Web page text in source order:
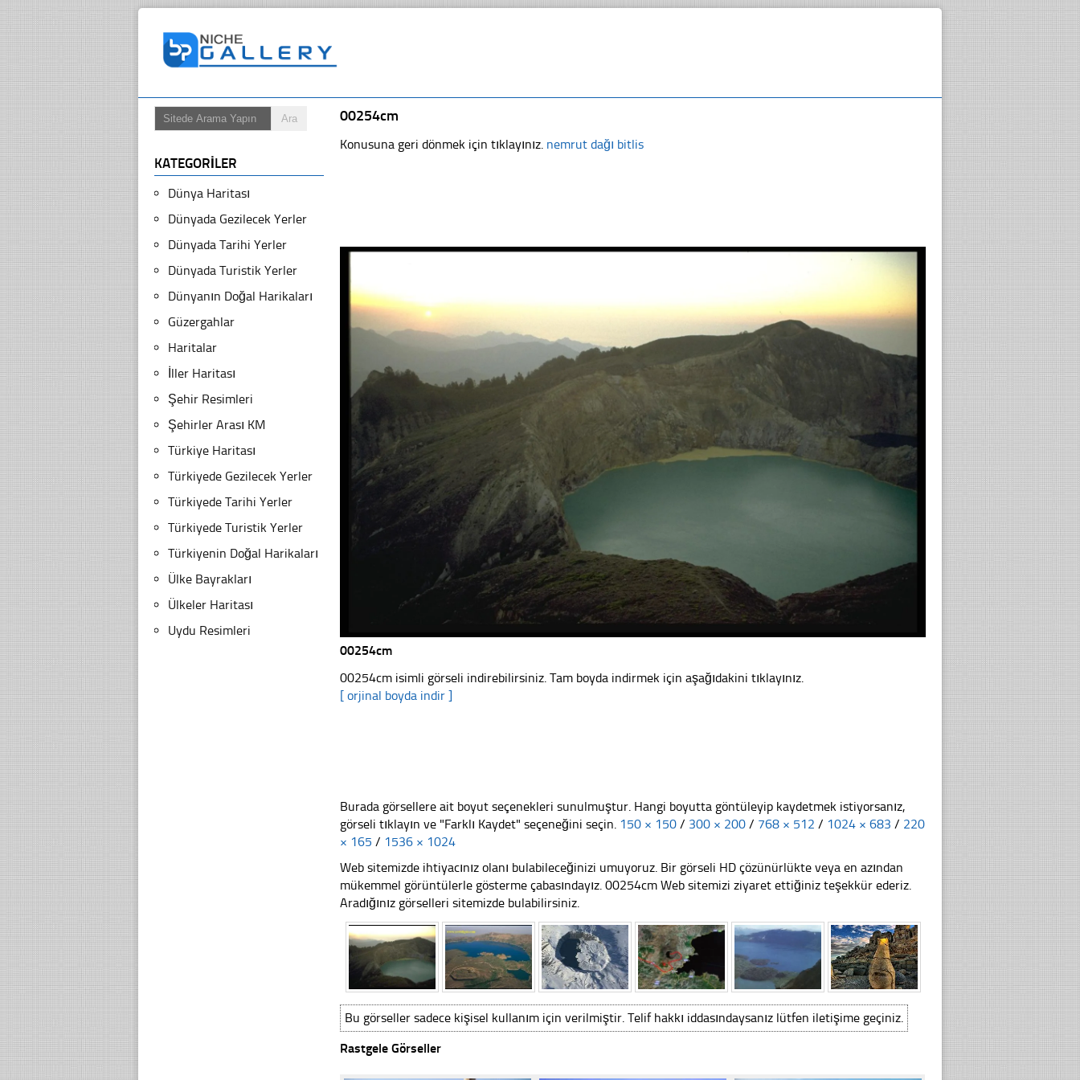
00254cm
Konusuna geri dönmek için tıklayınız. nemrut dağı bitlis
00254cm
00254cm isimli görseli indirebilirsiniz. Tam boyda indirmek için aşağıdakini tıklayınız.
[ orjinal boyda indir ]
Burada görsellere ait boyut seçenekleri sunulmuştur. Hangi boyutta göntüleyip kaydetmek istiyorsanız,
görseli tıklayın ve "Farklı Kaydet" seçeneğini seçin. 150 × 150 / 300 × 200 / 768 × 512 / 1024 × 683 / 220
× 165 / 1536 × 1024
Web sitemizde ihtiyacınız olanı bulabileceğinizi umuyoruz. Bir görseli HD çözünürlükte veya en azından
mükemmel görüntülerle gösterme çabasındayız. 00254cm Web sitemizi ziyaret ettiğiniz teşekkür ederiz.
Aradığınız görselleri sitemizde bulabilirsiniz.
Bu görseller sadece kişisel kullanım için verilmiştir. Telif hakkı iddasındaysanız lütfen iletişime geçiniz.
Rastgele Görseller
KATEGORILER
Dünya Haritası
Dünyada Gezilecek Yerler
Dünyada Tarihi Yerler
Dünyada Turistik Yerler
Dünyanın Doğal Harikaları
Güzergahlar
Haritalar
İller Haritası
Şehir Resimleri
Şehirler Arası KM
Türkiye Haritası
Türkiyede Gezilecek Yerler
Türkiyede Tarihi Yerler
Türkiyede Turistik Yerler
Türkiyenin Doğal Harikaları
Ülke Bayrakları
Ülkeler Haritası
Uydu Resimleri